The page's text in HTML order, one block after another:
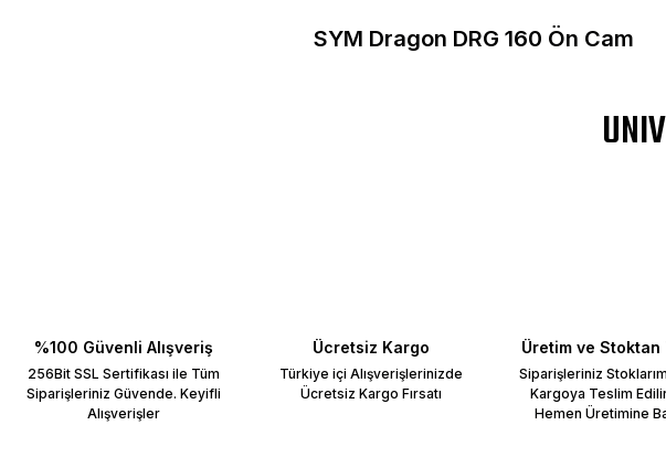
SYM Dragon DRG 160 Ön Cam
%100 Güvenli Alışveriş
256Bit SSL Sertifikası ile Tüm
Siparişleriniz Güvende. Keyifli
Alışverişler
Ücretsiz Kargo
Türkiye içi Alışverişlerinizde
Ücretsiz Kargo Fırsatı
Üretim ve Stoktan
Siparişleriniz
Kargoya Teslim
Hemen Üretimine